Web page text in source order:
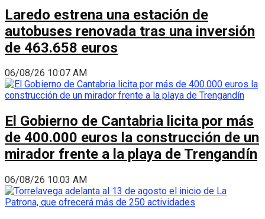
Laredo estrena una estación de
autobuses renovada tras una inversión
de 463.658 euros
06/08/26 10:07 AM
El Gobierno de Cantabria licita por más
de 400.000 euros la construcción de un
mirador frente a la playa de Trengandín
06/08/26 10:03 AM